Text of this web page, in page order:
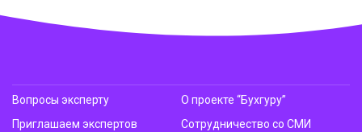
Вопросы эксперту
Приглашаем экспертов
О проекте “Бухгуру”
Сотрудничество со СМИ